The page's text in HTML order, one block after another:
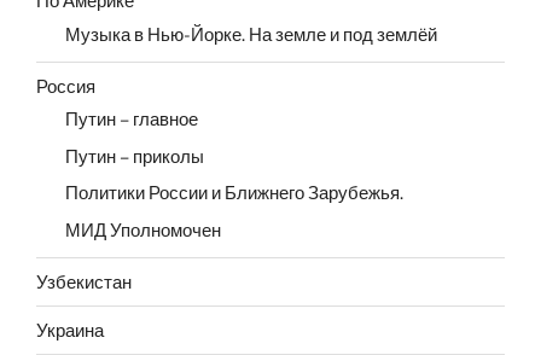
Музыка в Нью-Йорке. На земле и под землёй
Россия
Путин – главное
Путин – приколы
Политики России и Ближнего Зарубежья.
МИД Уполномочен
Узбекистан
Украина